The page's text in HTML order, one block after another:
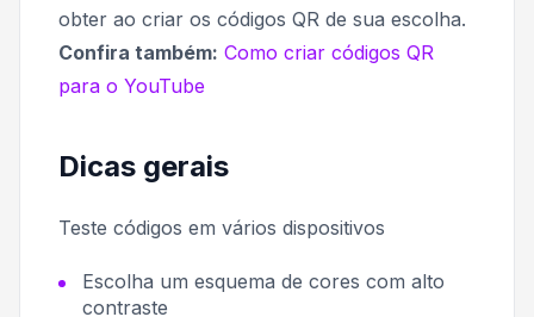
obter ao criar os códigos QR de sua escolha.
Confira também: Como criar códigos QR
para o YouTube
Dicas gerais
Teste códigos em vários dispositivos
Escolha um esquema de cores com alto
contraste